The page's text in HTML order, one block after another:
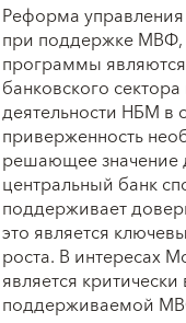
Реформа
при поддержке МВФ,
программы
банковского
деятельности НБМ в
приверженность
решающее значение
центральный банк
поддерживает
это является
роста. В интересах
является
поддерживаемой